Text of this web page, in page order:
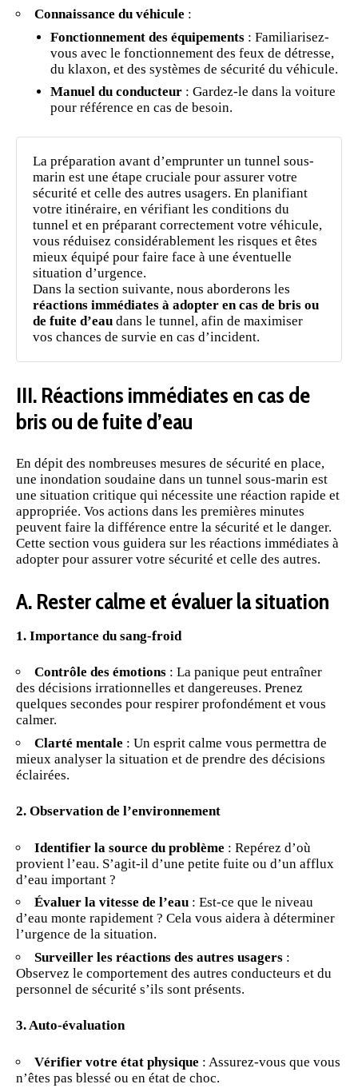
Connaissance du véhicule :
Fonctionnement des équipements: Familiarisez-
vous avec le fonctionnement des feux de détresse,
du klaxon, et des systèmes de sécurité du véhicule.
Manuel du conducteur: Gardez-le dans la voiture
pour référence en cas de besoin.
La préparation avant d’emprunter un tunnel sous-
marin est une étape cruciale pour assurer votre
sécurité et celle des autres usagers. En planifiant
votre itinéraire, en vérifiant les conditions du
tunnel et en préparant correctement votre véhicule,
vous réduisez considérablement les risques et êtes
mieux équipé pour faire face à une éventuelle
situation d’urgence.
Dans la section suivante, nous aborderons les
réactions immédiates à adopter en cas de bris ou
de fuite d’eau dans le tunnel, afin de maximiser
vos chances de survie en cas d’incident.
III. Réactions immédiates en cas de
bris ou de fuite d’eau
En dépit des nombreuses mesures de sécurité en place,
une inondation soudaine dans un tunnel sous-marin est
une situation critique qui nécessite une réaction rapide et
appropriée. Vos actions dans les premières minutes
peuvent faire la différence entre la sécurité et le danger.
Cette section vous guidera sur les réactions immédiates à
adopter pour assurer votre sécurité et celle des autres.
A. Rester calme et évaluer la situation
1. Importance du sang-froid
Contrôle des émotions : La panique peut entraîner
des décisions irrationnelles et dangereuses. Prenez
quelques secondes pour respirer profondément et vous
calmer.
Clarté mentale : Un esprit calme vous permettra de
mieux analyser la situation et de prendre des décisions
éclairées.
2. Observation de l’environnement
Identifier la source du problème : Repérez d’où
provient l’eau. S’agit-il d’une petite fuite ou d’un afflux
d’eau important ?
Évaluer la vitesse de l’eau : Est-ce que le niveau
d’eau monte rapidement ? Cela vous aidera à déterminer
l’urgence de la situation.
Surveiller les réactions des autres usagers :
Observez le comportement des autres conducteurs et du
personnel de sécurité s’ils sont présents.
3. Auto-évaluation
Vérifier votre état physique : Assurez-vous que vous
n’êtes pas blessé ou en état de choc.